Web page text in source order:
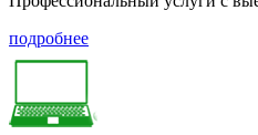
подробнее